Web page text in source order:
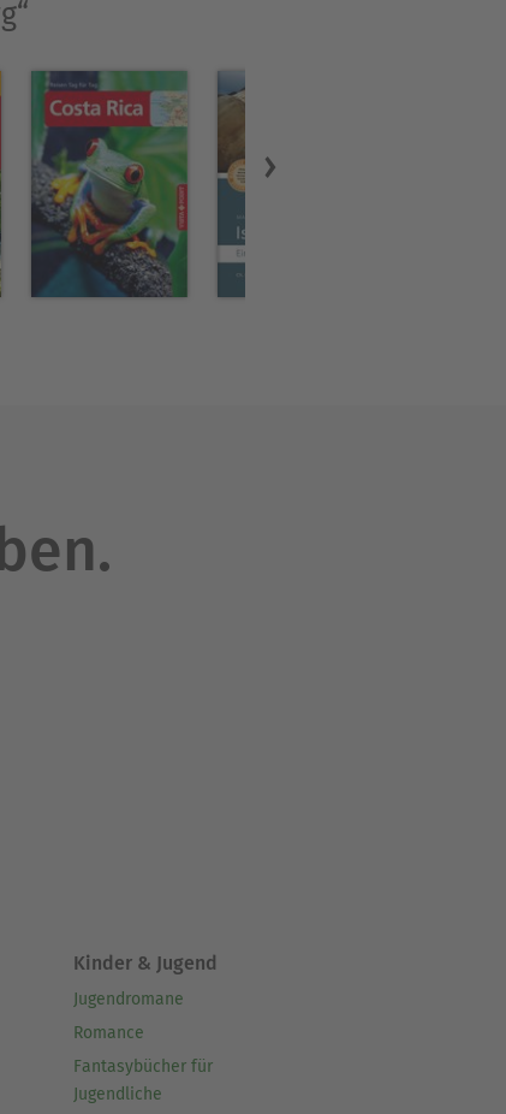
Kinder & Jugend
Jugendromane
Romance
Fantasybücher für
Jugendliche